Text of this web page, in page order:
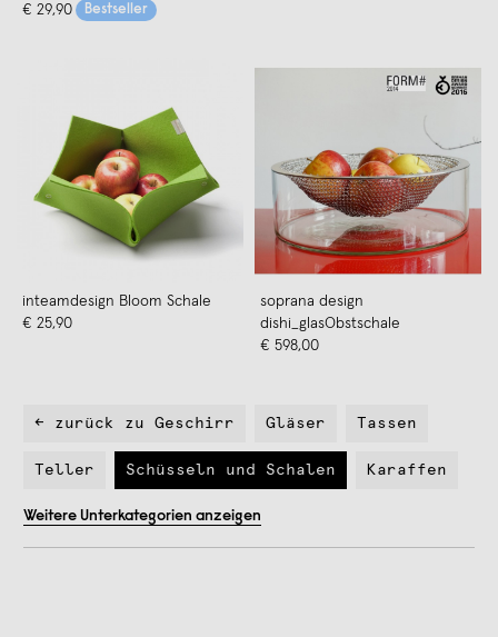
€ 29,90
Bestseller
inteamdesign Bloom Schale
€ 25,90
soprana design
dishi_glasObstschale
€ 598,00
← zurück zu Geschirr Gläser Tassen
Teller Schüsseln und Schalen Karaffen
Weitere Unterkategorien anzeigen